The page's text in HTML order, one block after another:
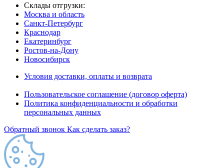
Склады отгрузки:
Москва и область
Санкт-Петербург
Краснодар
Екатеринбург
Ростов-на-Дону
Новосибирск
Условия доставки, оплаты и возврата
Пользовательское соглашение (договор оферта)
Политика конфиденциальности и обработки
персональных данных
Обратный звонок Как сделать заказ?